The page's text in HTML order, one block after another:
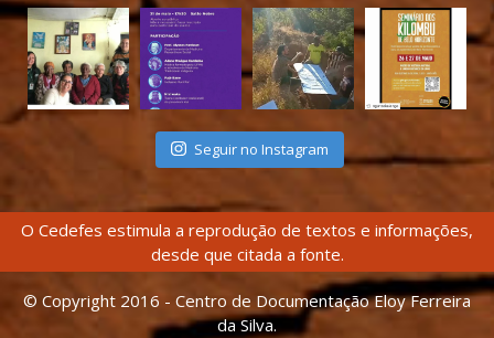
Seguir no Instagram
O Cedefes estimula a reprodução de textos e informações,
desde que citada a fonte.
© Copyright 2016 - Centro de Documentação Eloy Ferreira
da Silva.